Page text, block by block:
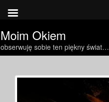
Moim Okiem
obserwuję sobie ten piękny świat…